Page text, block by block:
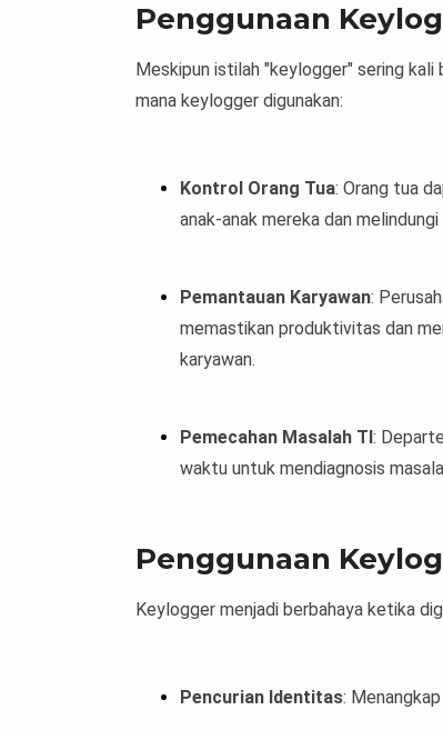
Penggunaan
Meskipun istilah "keylogger" sering
mana keylogger digunakan:
Kontrol Orang Tua: Orang tua
anak-anak mereka dan
Pemantauan Karyawan:
memastikan produktivitas dan
karyawan.
Pemecahan Masalah TI:
waktu untuk mendiagnosis
Penggunaan
Keylogger menjadi berbahaya ketika
Pencurian Identitas: